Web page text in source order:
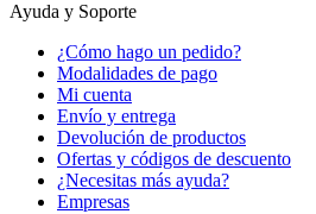
Ayuda y Soporte
¿Cómo hago un pedido?
Modalidades de pago
Mi cuenta
Envío y entrega
Devolución de productos
Ofertas y códigos de descuento
¿Necesitas más ayuda?
Empresas